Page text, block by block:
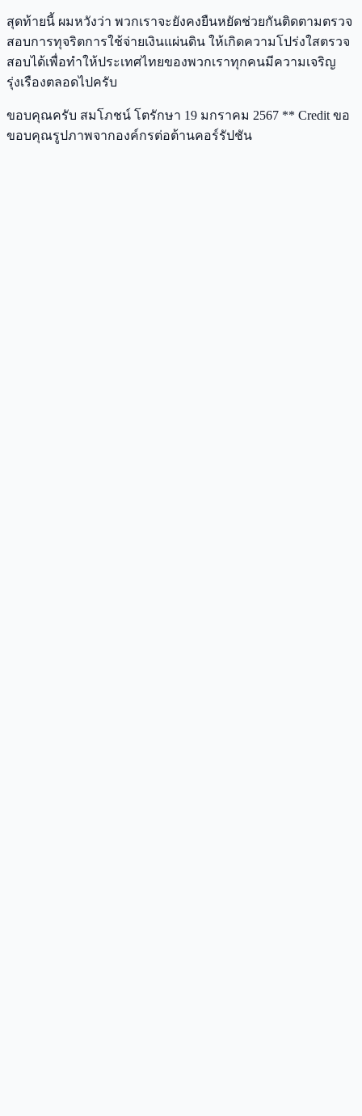
สุดท้ายนี้ ผมหวังว่า พวกเราจะยังคงยืนหยัดช่วยกันติดตามตรวจ
สอบการทุจริตการใช้จ่ายเงินแผ่นดิน ให้เกิดความโปร่งใสตรวจ
สอบได้เพื่อทำให้ประเทศไทยของพวกเราทุกคนมีความเจริญ
รุ่งเรืองตลอดไปครับ
ขอบคุณครับ สมโภชน์ โตรักษา 19 มกราคม 2567 ** Credit ขอ
ขอบคุณรูปภาพจากองค์กรต่อต้านคอร์รัปชัน